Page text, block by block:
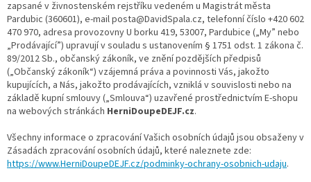
zapsané v živnostenském rejstříku vedeném u Magistrát města
Pardubic (360601), e-mail posta@DavidSpala.cz, telefonní číslo +420 602
470 970, adresa provozovny U borku 419, 53007, Pardubice („My” nebo
„Prodávající”) upravují v souladu s ustanovením § 1751 odst. 1 zákona č.
89/2012 Sb., občanský zákoník, ve znění pozdějších předpisů
(„Občanský zákoník“) vzájemná práva a povinnosti Vás, jakožto
kupujících, a Nás, jakožto prodávajících, vzniklá v souvislosti nebo na
základě kupní smlouvy („Smlouva“) uzavřené prostřednictvím E-shopu
na webových stránkách HerniDoupeDEJF.cz.
Všechny informace o zpracování Vašich osobních údajů jsou obsaženy v
Zásadách zpracování osobních údajů, které naleznete zde:
https://www.HerniDoupeDEJF.cz/podminky-ochrany-osobnich-udaju.